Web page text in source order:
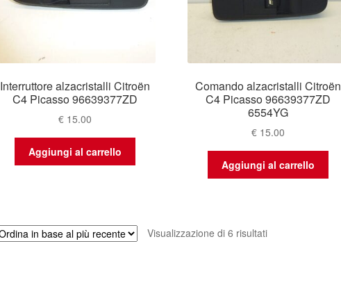
Interruttore alzacristalli Citroën
C4 Picasso 96639377ZD
€ 15.00
Aggiungi al carrello
Comando alzacristalli Citroën
C4 Picasso 96639377ZD
6554YG
€15.00
Aggiungi al carrello
Visualizzazione di 6 risultatiOrdina